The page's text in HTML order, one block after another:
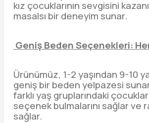
kız çocuklarının sevgisini
masalsı bir deneyim sunar.
Geniş Beden Seçenekleri:
Ürünümüz, 1-2 yaşından 9-10
geniş bir beden yelpazesi
farklı yaş gruplarındaki
seçenek bulmalarını sağlar ve
sağlar.